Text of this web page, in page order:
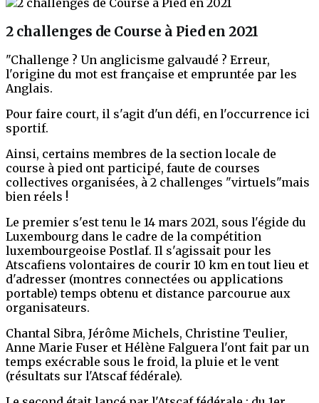
2 challenges de Course à Pied en 2021
"Challenge ? Un anglicisme galvaudé ? Erreur,
l'origine du mot est française et empruntée par les
Anglais.
Pour faire court, il s'agit d'un défi, en l'occurrence ici
sportif.
Ainsi, certains membres de la section locale de
course à pied ont participé, faute de courses
collectives organisées, à 2 challenges "virtuels"mais
bien réels !
Le premier s'est tenu le 14 mars 2021, sous l'égide du
Luxembourg dans le cadre de la compétition
luxembourgeoise Postlaf. Il s'agissait pour les
Atscafiens volontaires de courir 10 km en tout lieu et
d'adresser (montres connectées ou applications
portable) temps obtenu et distance parcourue aux
organisateurs.
Chantal Sibra, Jérôme Michels, Christine Teulier,
Anne Marie Fuser et Hélène Falguera l'ont fait par un
temps exécrable sous le froid, la pluie et le vent
(résultats sur l'Atscaf fédérale).